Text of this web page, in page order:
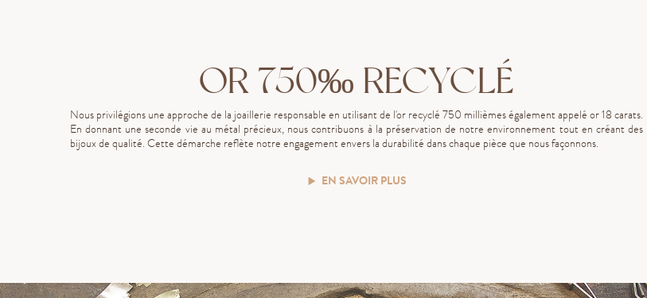
OR 750‰ RECYCLÉ
Nous privilégions une approche de la joaillerie responsable en utilisant de l'or recyclé 750 millièmes également appelé or 18 carats.
En donnant une seconde vie au métal précieux, nous contribuons à la préservation de notre environnement tout en créant des
bijoux de qualité. Cette démarche reflète notre engagement envers la durabilité dans chaque pièce que nous façonnons.
EN SAVOIR PLUS